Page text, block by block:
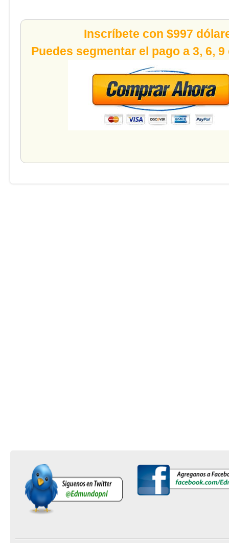
Inscríbete con $997
Puedes segmentar el pago a 3, 6, 9